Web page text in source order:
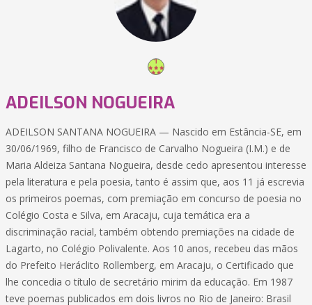
ADEILSON NOGUEIRA
ADEILSON SANTANA NOGUEIRA — Nascido em Estância-SE, em
30/06/1969, filho de Francisco de Carvalho Nogueira (I.M.) e de
Maria Aldeiza Santana Nogueira, desde cedo apresentou interesse
pela literatura e pela poesia, tanto é assim que, aos 11 já escrevia
os primeiros poemas, com premiação em concurso de poesia no
Colégio Costa e Silva, em Aracaju, cuja temática era a
discriminação racial, também obtendo premiações na cidade de
Lagarto, no Colégio Polivalente. Aos 10 anos, recebeu das mãos
do Prefeito Heráclito Rollemberg, em Aracaju, o Certificado que
lhe concedia o título de secretário mirim da educação. Em 1987
teve poemas publicados em dois livros no Rio de Janeiro: Brasil